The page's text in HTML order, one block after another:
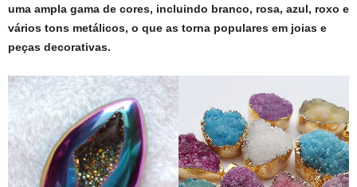
uma ampla gama de cores, incluindo branco, rosa, azul, roxo e
vários tons metálicos, o que as torna populares em joias e
peças decorativas.